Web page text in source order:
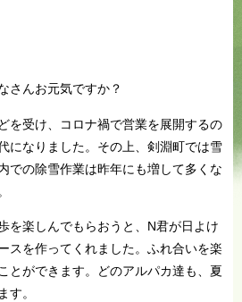
さんお元気ですか？
を受け、コロナ禍で営業を展開するの
になりました。その上、剣淵町では雪
での除雪作業は昨年にも増して多くな
を楽しんでもらおうと、N君が日よけ
スを作ってくれました。ふれ合いを楽
とができます。どのアルパカ達も、夏
す。